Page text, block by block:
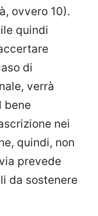
ovvero 10).
quindi
di
verrà
bene
nei
quindi, non
prevede
da sostenere